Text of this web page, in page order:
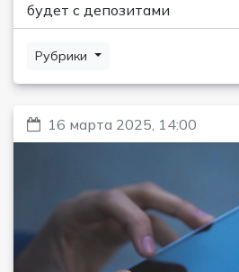
будет с депозитами
Рубрики
16 марта 2025, 14:00